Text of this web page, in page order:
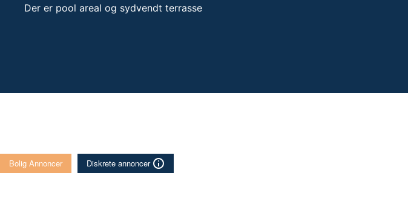
Der er pool areal og sydvendt terrasse
Bolig Annoncer Diskrete annoncer